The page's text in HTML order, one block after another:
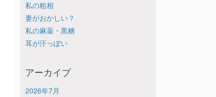
私の粗相
妻がおかしい？
私の麻薬・黒糖
耳が汗っぽい
アーカイブ
2026年7月